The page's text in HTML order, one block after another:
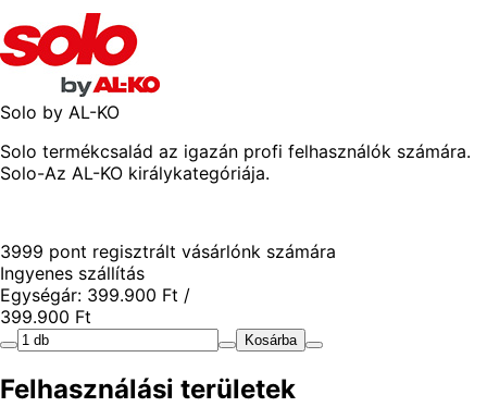
Solo by AL-KO
Solo termékcsalád az igazán profi felhasználók számára.
Solo-Az AL-KO királykategóriája.
3999 pont regisztrált vásárlónk számára
Ingyenes szállítás
Egységár: 399.900 Ft /
399.900 Ft
Kosárba
Felhasználási területek